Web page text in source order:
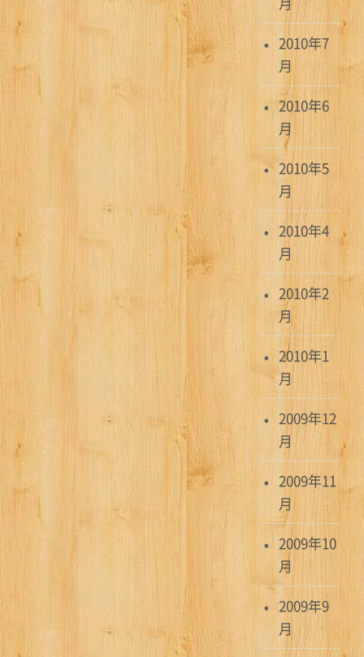
2010年7
月
2010年6
月
2010年5
月
2010年4
月
2010年2
月
2010年1
月
2009年12
月
2009年11
月
2009年10
月
2009年9
月